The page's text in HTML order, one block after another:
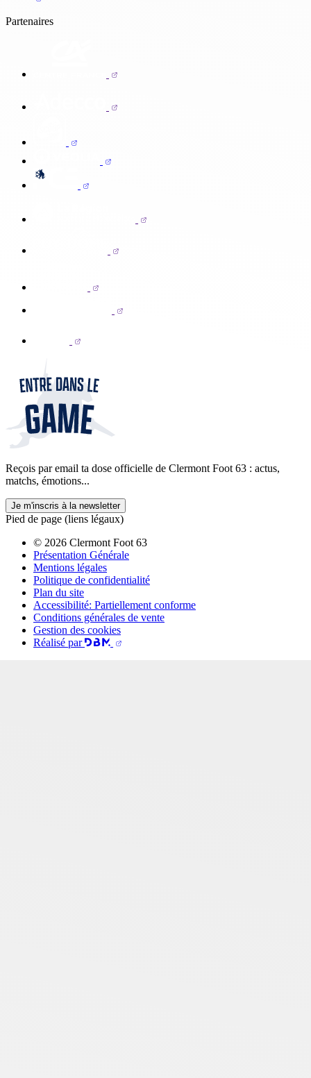
Partenaires
Reçois par email ta dose officielle de Clermont Foot 63 : actus,
matchs, émotions...
Je m'inscris à la newsletter
Pied de page (liens légaux)
© 2026 Clermont Foot 63
Présentation Générale
Mentions légales
Politique de confidentialité
Plan du site
Accessibilité: Partiellement conforme
Conditions générales de vente
Gestion des cookies
Réalisé par